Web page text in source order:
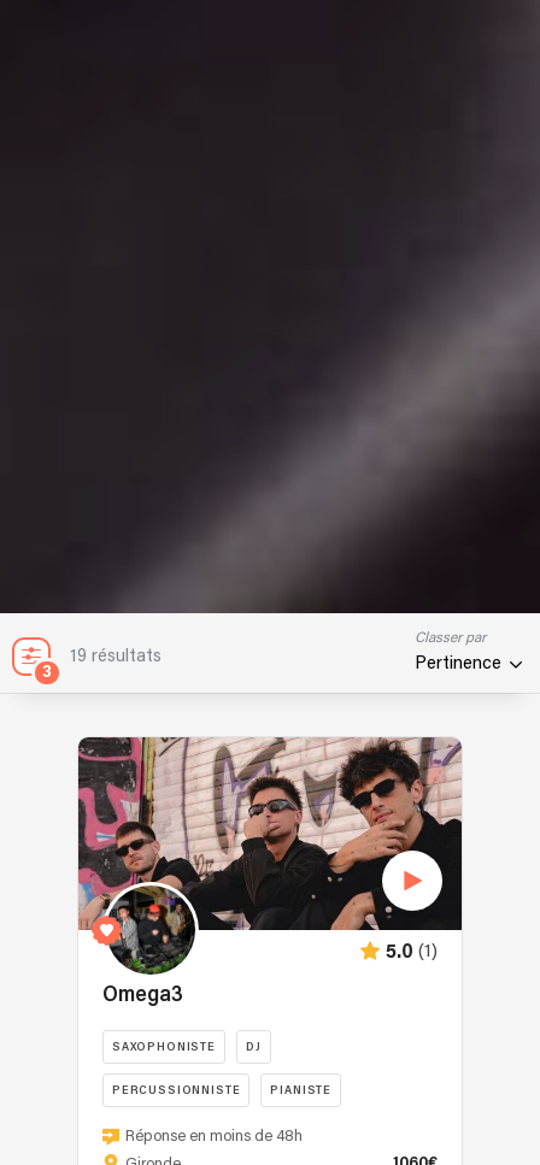
3
19 résultats
Classer par
Pertinence
5.0 (1)
Omega3
SAXOPHONISTE DJ
PERCUSSIONNISTE PIANISTE
FLUTISTE
Omega3
réunit
Réponse en moins de 48h